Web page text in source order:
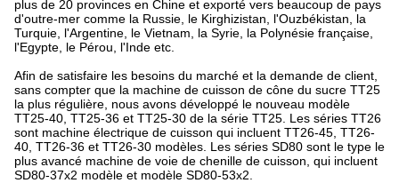
plus de 20 provinces en Chine et exporté vers beaucoup de pays
d'outre-mer comme la Russie, le Kirghizistan, l'Ouzbékistan, la
Turquie, l'Argentine, le Vietnam, la Syrie, la Polynésie française,
l'Egypte, le Pérou, l'Inde etc.
Afin de satisfaire les besoins du marché et la demande de client,
sans compter que la machine de cuisson de cône du sucre TT25
la plus régulière, nous avons développé le nouveau modèle
TT25-40, TT25-36 et TT25-30 de la série TT25. Les séries TT26
sont machine électrique de cuisson qui incluent TT26-45, TT26-
40, TT26-36 et TT26-30 modèles. Les séries SD80 sont le type le
plus avancé machine de voie de chenille de cuisson, qui incluent
SD80-37x2 modèle et modèle SD80-53x2.